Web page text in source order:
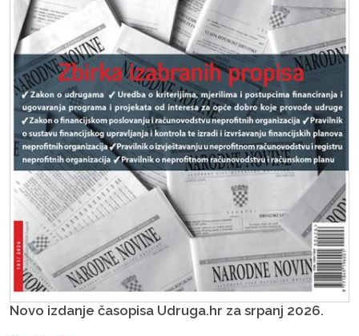
Novo izdanje časopisa Udruga.hr za srpanj 2026.